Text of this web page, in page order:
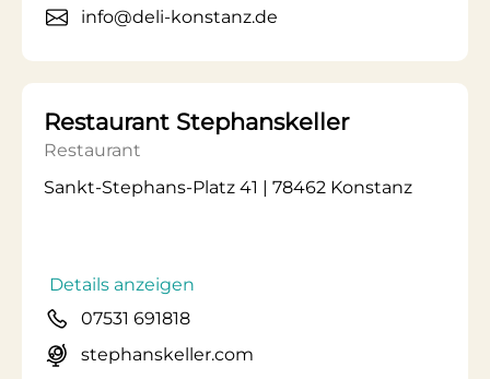
info@deli-konstanz.de
Restaurant Stephanskeller
Restaurant
Sankt-Stephans-Platz 41 | 78462 Konstanz
Details anzeigen
07531 691818
stephanskeller.com